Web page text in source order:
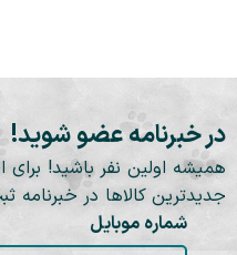
در خبرنامه عضو شوید!
همیشه اولین نفر باشید!
جدیدترین کالاها در خبرنامه
شماره موبایل